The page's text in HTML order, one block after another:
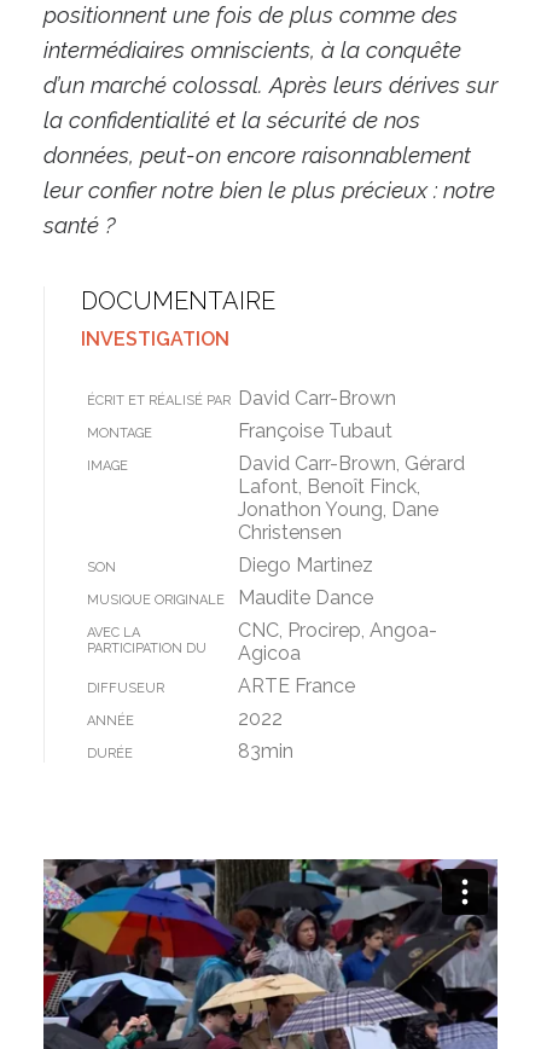
positionnent une fois de plus comme des
intermédiaires omniscients, à la conquête
d’un marché colossal. Après leurs dérives sur
la confidentialité et la sécurité de nos
données, peut-on encore raisonnablement
leur confier notre bien le plus précieux : notre
santé ?
DOCUMENTAIRE
INVESTIGATION
ÉCRIT ET RÉALISÉ PAR David Carr-Brown
MONTAGE Françoise Tubaut
IMAGE
David Carr-Brown, Gérard
Lafont, Benoît Finck,
Jonathon Young, Dane
Christensen
SON Diego Martinez
MUSIQUE ORIGINALE Maudite Dance
AVEC LA
PARTICIPATION DU
CNC, Procirep, Angoa-
Agicoa
DIFFUSEUR ARTE France
ANNÉE 2022
DURÉE 83min